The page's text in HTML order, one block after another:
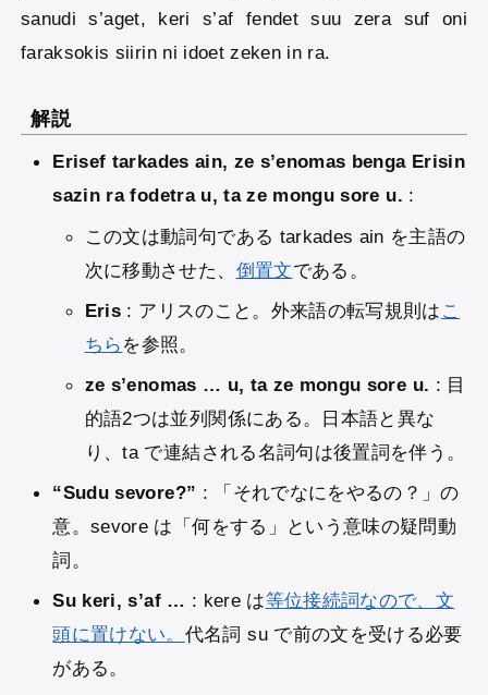
sanudi s’aget, keri s’af fendet suu zera suf oni
faraksokis siirin ni idoet zeken in ra.
解説
Erisef tarkades ain, ze s’enomas benga Erisin
sazin ra fodetra u, ta ze mongu sore u. :
この文は動詞句である tarkades ain を主語の
次に移動させた、 倒置文である。
Eris : アリスのこと。外来語の転写規則は こ
ちら を参照。
ze s’enomas … u, ta ze mongu sore u. : 目
的語2つは並列関係にある。日本語と異な
り、ta で連結される名詞句は後置詞を伴う。
“Sudu sevore?” : 「それでなにをやるの？」の
意。sevore は「何をする」という意味の疑問動
詞。
Su keri, s’af … : kere は等位接続詞なので、文
頭に置けない。 代名詞 su で前の文を受ける必要
がある。